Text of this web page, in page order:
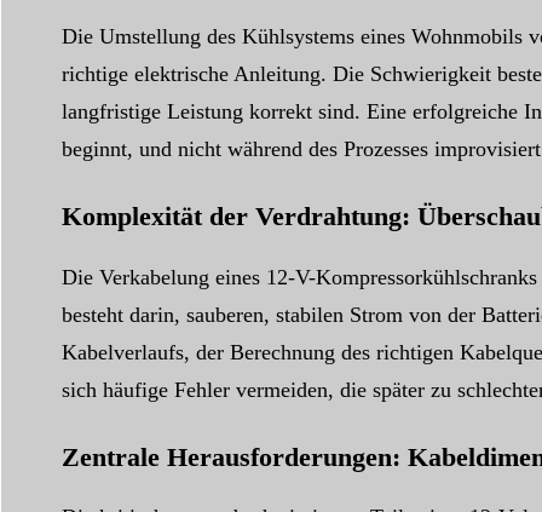
Die Umstellung des Kühlsystems eines Wohnmobils
richtige elektrische Anleitung. Die Schwierigkeit
langfristige Leistung korrekt sind. Eine erfolgreiche
beginnt, und nicht während des Prozesses
Komplexität der Verdrahtung:
Die Verkabelung eines 12-V-
besteht darin, sauberen, stabilen Strom von der
Kabelverlaufs, der Berechnung des richtigen
sich häufige Fehler vermeiden, die später zu
Zentrale Herausforderungen: